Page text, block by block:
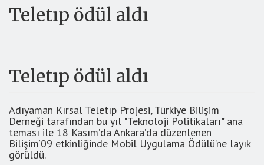
Teletıp ödül aldı
Teletıp ödül aldı
Adıyaman Kırsal Teletıp Projesi, Türkiye Bilişim
Derneği tarafından bu yıl "Teknoloji Politikaları" ana
teması ile 18 Kasım’da Ankara’da düzenlenen
Bilişim‘09 etkinliğinde Mobil Uygulama Ödülü’ne layık
görüldü.